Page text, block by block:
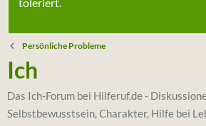
Persönliche Probleme
Ich
Das Ich-Forum bei Hilferuf.de -
Selbstbewusstsein, Charakter, Hilfe bei